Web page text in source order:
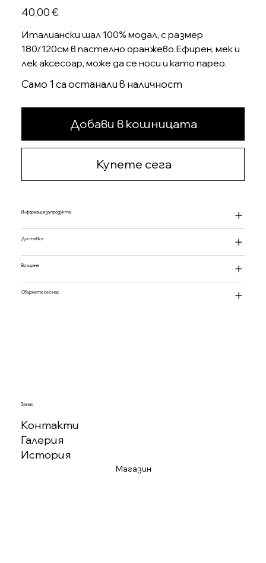
Цена
40,00 €
Италиански шал 100% модал, с размер
180/120см в пастелно оранжево.Ефирен, мек и
лек аксесоар, може да се носи и като парео.
Само 1 са останали в наличност
Добави в кошницата
Купете сега
Информация за продукта
Доставка
Връщане
Свържете се с нас
За нас
Контакти
Галерия
История
Магазин